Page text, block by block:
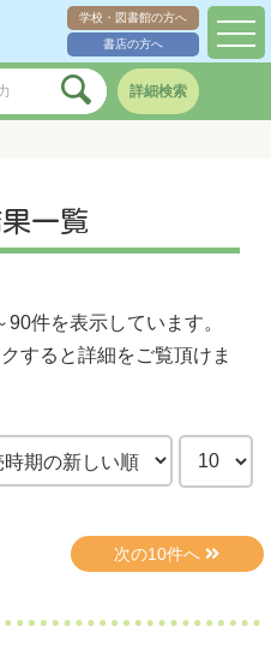
学校・図書館の方へ
書店の方へ
詳細検索
一覧
90件を表示しています。
すると詳細をご覧頂けま